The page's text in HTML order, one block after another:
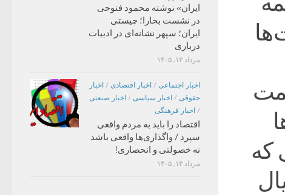
که
ایران» نوشته محمود فتوحی
در نشست بخارا؛ چیستی
ایران؛ سپهر نشانه‌ای در ادبیات
درباری
مرداد ۱۴, ۱۴۰۵
اخبار اجتماعی / اخبار اقتصادی / اخبار
حقوقی / اخبار سیاسی / اخبار صنعتی
/ اخبار فرهنگی
اقتصاد را باید به مردم واقعی
سپرد / واگذاری‌ها واقعی باشد
نه خصولتی و انحصاری!
مرداد ۱۴, ۱۴۰۵